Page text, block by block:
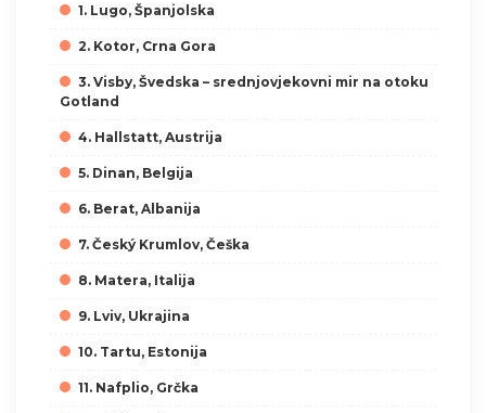
1. Lugo, Španjolska
2. Kotor, Crna Gora
3. Visby, Švedska – srednjovjekovni mir na otoku
Gotland
4. Hallstatt, Austrija
5. Dinan, Belgija
6. Berat, Albanija
7. Český Krumlov, Češka
8. Matera, Italija
9. Lviv, Ukrajina
10. Tartu, Estonija
11. Nafplio, Grčka